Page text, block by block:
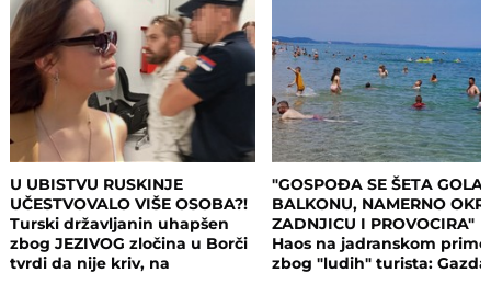
U UBISTVU RUSKINJE
UČESTVOVALO VIŠE OSOBA?!
Turski državljanin uhapšen
zbog JEZIVOG zločina u Borči
tvrdi da nije kriv, na
"GOSPOĐA SE ŠETA GOLA
BALKONU, NAMERNO
ZADNJICU I PROVOCIRA"
Haos na jadranskom
zbog "ludih" turista: